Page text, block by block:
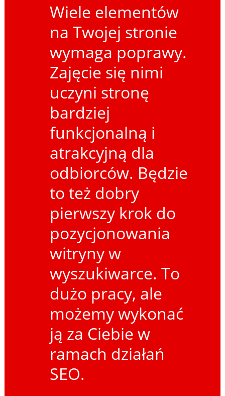
Wiele elementów
na Twojej stronie
wymaga poprawy.
Zajęcie się nimi
uczyni stronę
bardziej
funkcjonalną i
atrakcyjną dla
odbiorców. Będzie
to też dobry
pierwszy krok do
pozycjonowania
witryny w
wyszukiwarce. To
dużo pracy, ale
możemy wykonać
ją za Ciebie w
ramach działań
SEO.